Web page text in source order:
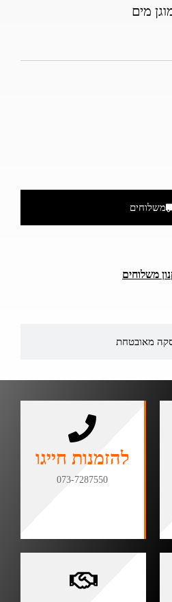
מים
משלוחים
מאובטחת
משלוחים
להזמנות חייגו
073-7287550